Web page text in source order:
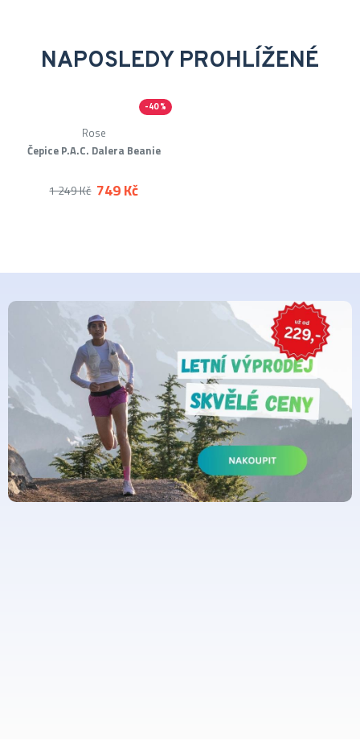
NAPOSLEDY PROHLÍŽENÉ
-40 %
Čepice P.A.C. Dalera Beanie
Rose
749 Kč
1 249 Kč